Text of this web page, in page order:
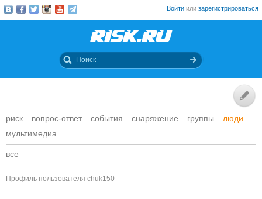
Войти или зарегистрироваться
риск вопрос-ответ события снаряжение группы
люди
мультимедиа
все
Профиль пользователя chuk150